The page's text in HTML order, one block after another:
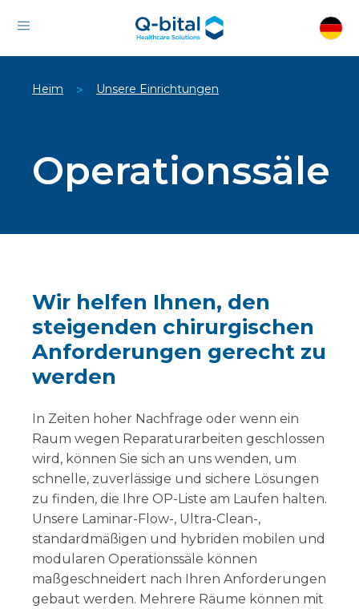
Heim > Unsere Einrichtungen
Operationssäle
Wir helfen Ihnen, den
steigenden chirurgischen
Anforderungen gerecht zu
werden
In Zeiten hoher Nachfrage oder wenn ein
Raum wegen Reparaturarbeiten geschlossen
wird, können Sie sich an uns wenden, um
schnelle, zuverlässige und sichere Lösungen
zu finden, die Ihre OP-Liste am Laufen halten.
Unsere Laminar-Flow-, Ultra-Clean-,
standardmäßigen und hybriden mobilen und
modularen Operationssäle können
maßgeschneidert nach Ihren Anforderungen
gebaut werden. Mehrere Räume können mit